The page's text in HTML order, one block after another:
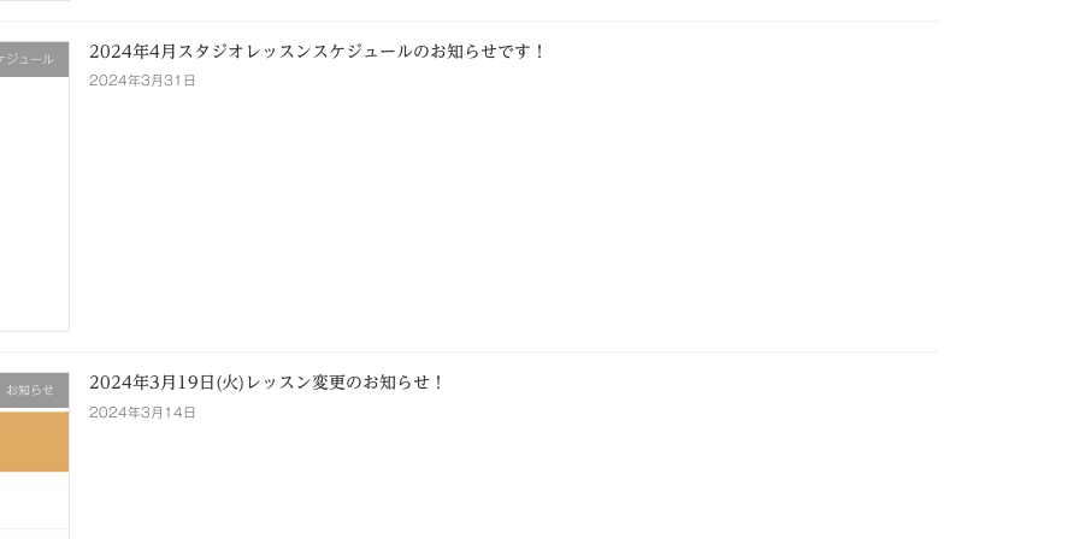
ジュール 2024年4月スタジオレッスンスケジュールのお知らせです！
2024年3月31日
お知らせ 2024年3月19日(火)レッスン変更のお知らせ！
2024年3月14日